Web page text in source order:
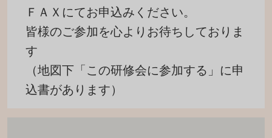
ＦＡＸにてお申込みください。
皆様のご参加を心よりお待ちしておりま
す
（地図下「この研修会に参加する」に申
込書があります）